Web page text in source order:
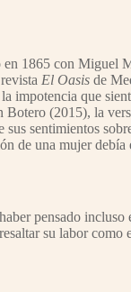
1865 con Miguel
El Oasis de
impotencia que
(2015), la
sentimientos
de una mujer
pensado
su labor